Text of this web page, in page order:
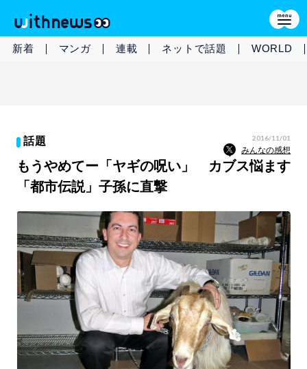
新着 マンガ 連載 ネットで話題 WORLD
話題 2016/11/01
みんなの感想
もうやめてー「ヤギの呪い」 カブス悩ます
「都市伝説」子孫に直撃